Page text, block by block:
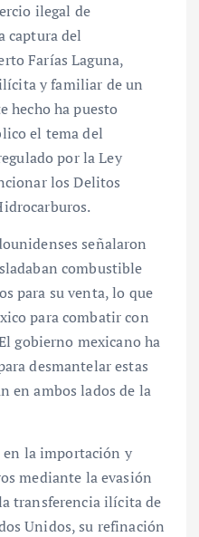
ilegal de
captura del
Farías Laguna,
y familiar de un
hecho ha puesto
el tema del
por la Ley
los Delitos
señalaron
combustible
para su venta, lo que
para combatir con
gobierno mexicano ha
desmantelar estas
en ambos lados de la
en la importación y
mediante la evasión
transferencia ilícita de
Unidos, su refinación